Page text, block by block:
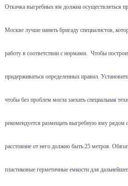
Откачка выгребных ям должна осуществляться
Москве лучше нанять бригаду специалистов,
работу в соответствии с нормами. Чтобы
придерживаться определенных правил.
чтобы без проблем могла заехать специальная
рекомендуется размещать выгребную яму рядом
расстояние от него должно быть 25 метров.
пластиковые герметичные емкости для